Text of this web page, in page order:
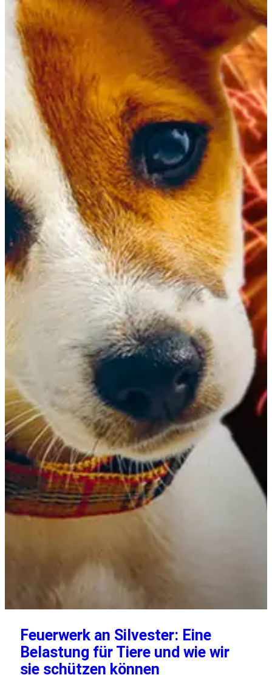
Feuerwerk an Silvester: Eine
Belastung für Tiere und wie wir
sie schützen können